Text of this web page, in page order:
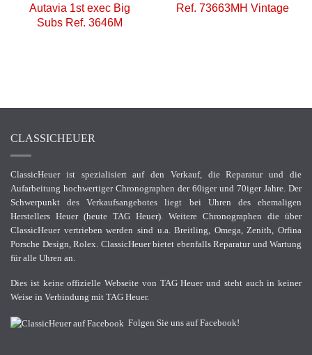
Autavia 1st exec Big
Subs Ref. 3646M
Ref. 73663MH Vintage
CLASSICHEUER
ClassicHeuer ist spezialisiert auf den Verkauf, die Reparatur und die
Aufarbeitung hochwertiger Chronographen der 60iger und 70iger Jahre. Der
Schwerpunkt des Verkaufsangebotes liegt bei Uhren des ehemaligen
Herstellers Heuer (heute TAG Heuer). Weitere Chronographen die über
ClassicHeuer vertrieben werden sind u.a. Breitling, Omega, Zenith, Orfina
Porsche Design, Rolex. ClassicHeuer bietet ebenfalls Reparatur und Wartung
für alle Uhren an.
Dies ist keine offizielle Webseite von TAG Heuer und steht auch in keiner
Weise in Verbindung mit TAG Heuer.
Folgen Sie uns auf Facebook!